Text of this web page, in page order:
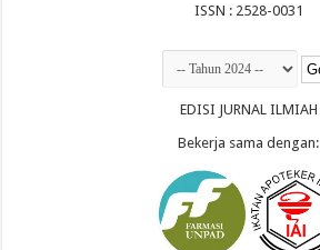
ISSN : 2528-0031
EDISI JURNAL ILMIAH
Bekerja sama dengan: